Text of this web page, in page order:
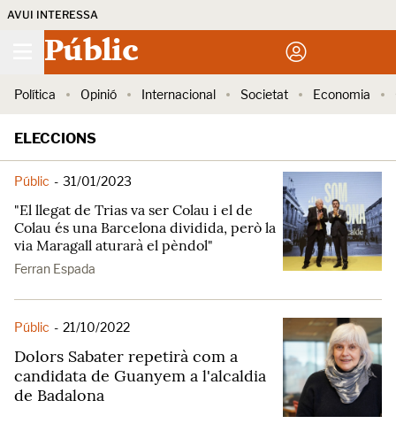
AVUI INTERESSA
Públic
Política Opinió Internacional Societat Economia
ELECCIONS
Públic - 31/01/2023
"El llegat de Trias va ser Colau i el de
Colau és una Barcelona dividida, però la
via Maragall aturarà el pèndol"
Ferran Espada
Públic - 21/10/2022
Dolors Sabater repetirà com a
candidata de Guanyem a l'alcaldia
de Badalona